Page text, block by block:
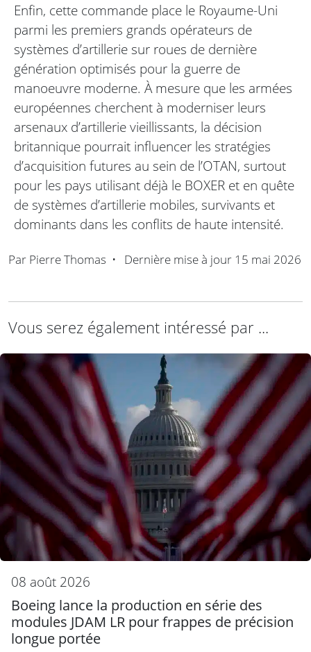
Enfin, cette commande place le Royaume-Uni
parmi les premiers grands opérateurs de
systèmes d’artillerie sur roues de dernière
génération optimisés pour la guerre de
manoeuvre moderne. À mesure que les armées
européennes cherchent à moderniser leurs
arsenaux d’artillerie vieillissants, la décision
britannique pourrait influencer les stratégies
d’acquisition futures au sein de l’OTAN, surtout
pour les pays utilisant déjà le BOXER et en quête
de systèmes d’artillerie mobiles, survivants et
dominants dans les conflits de haute intensité.
Par Pierre Thomas • Dernière mise à jour 15 mai 2026
Vous serez également intéressé par ...
08 août 2026
Boeing lance la production en série des
modules JDAM LR pour frappes de précision
longue portée